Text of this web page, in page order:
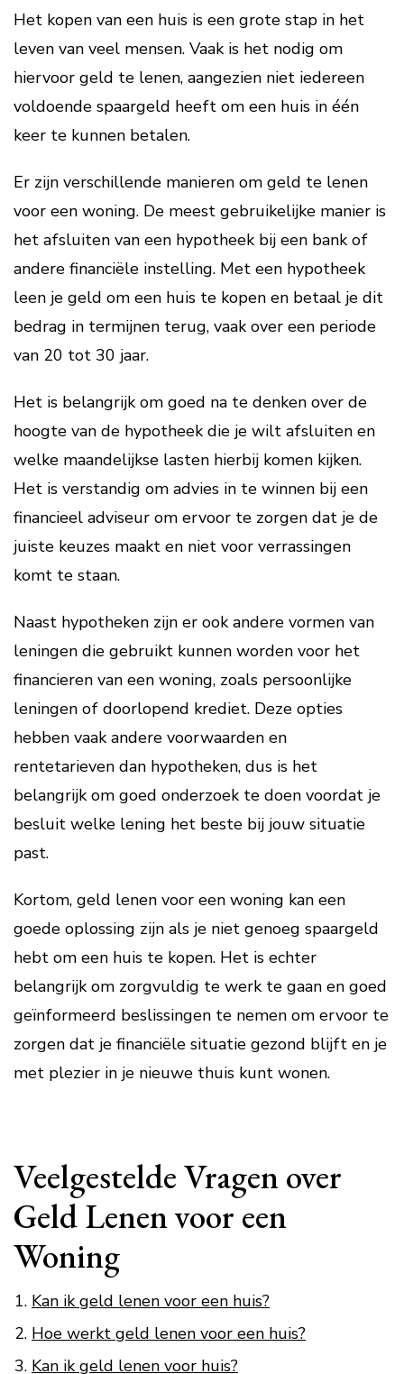
Het kopen van een huis is een grote stap in het
leven van veel mensen. Vaak is het nodig om
hiervoor geld te lenen, aangezien niet iedereen
voldoende spaargeld heeft om een huis in één
keer te kunnen betalen.
Er zijn verschillende manieren om geld te lenen
voor een woning. De meest gebruikelijke manier is
het afsluiten van een hypotheek bij een bank of
andere financiële instelling. Met een hypotheek
leen je geld om een huis te kopen en betaal je dit
bedrag in termijnen terug, vaak over een periode
van 20 tot 30 jaar.
Het is belangrijk om goed na te denken over de
hoogte van de hypotheek die je wilt afsluiten en
welke maandelijkse lasten hierbij komen kijken.
Het is verstandig om advies in te winnen bij een
financieel adviseur om ervoor te zorgen dat je de
juiste keuzes maakt en niet voor verrassingen
komt te staan.
Naast hypotheken zijn er ook andere vormen van
leningen die gebruikt kunnen worden voor het
financieren van een woning, zoals persoonlijke
leningen of doorlopend krediet. Deze opties
hebben vaak andere voorwaarden en
rentetarieven dan hypotheken, dus is het
belangrijk om goed onderzoek te doen voordat je
besluit welke lening het beste bij jouw situatie
past.
Kortom, geld lenen voor een woning kan een
goede oplossing zijn als je niet genoeg spaargeld
hebt om een huis te kopen. Het is echter
belangrijk om zorgvuldig te werk te gaan en goed
geïnformeerd beslissingen te nemen om ervoor te
zorgen dat je financiële situatie gezond blijft en je
met plezier in je nieuwe thuis kunt wonen.
Veelgestelde Vragen over
Geld Lenen voor een
Woning
Kan ik geld lenen voor een huis?
Hoe werkt geld lenen voor een huis?
Kan ik geld lenen voor huis?